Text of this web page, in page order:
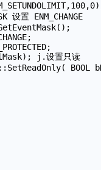
设置 ENM_CHANGE
j.设置只读